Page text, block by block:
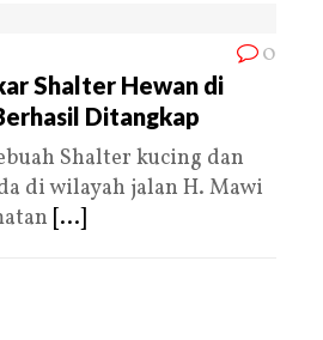
0
Shalter Hewan di
Ditangkap
Shalter kucing dan
di wilayah jalan H. Mawi
[...]